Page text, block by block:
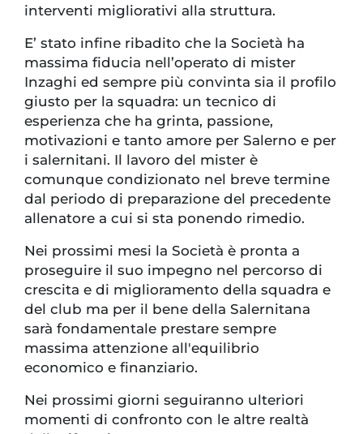
interventi migliorativi alla struttura.
E’ stato infine ribadito che la Società ha
massima fiducia nell’operato di mister
Inzaghi ed sempre più convinta sia il profilo
giusto per la squadra: un tecnico di
esperienza che ha grinta, passione,
motivazioni e tanto amore per Salerno e per
i salernitani. Il lavoro del mister è
comunque condizionato nel breve termine
dal periodo di preparazione del precedente
allenatore a cui si sta ponendo rimedio.
Nei prossimi mesi la Società è pronta a
proseguire il suo impegno nel percorso di
crescita e di miglioramento della squadra e
del club ma per il bene della Salernitana
sarà fondamentale prestare sempre
massima attenzione all'equilibrio
economico e finanziario.
Nei prossimi giorni seguiranno ulteriori
momenti di confronto con le altre realtà